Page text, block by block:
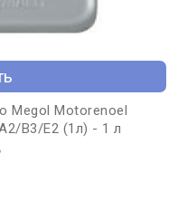
Megol Motorenoel
B3/E2 (1л) - 1 л